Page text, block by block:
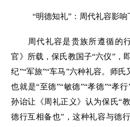
“明德知礼”：周代礼容影
周代礼容是贵族所遵循的行
官》所载，保氏教国子“六仪”，
纪”“军旅”“车马”六种礼容。师氏
也就是“至德”“敏德”“孝德”“孝行
孙诒让《周礼正义》认为保氏“
德行互相备也”，这种礼容与德